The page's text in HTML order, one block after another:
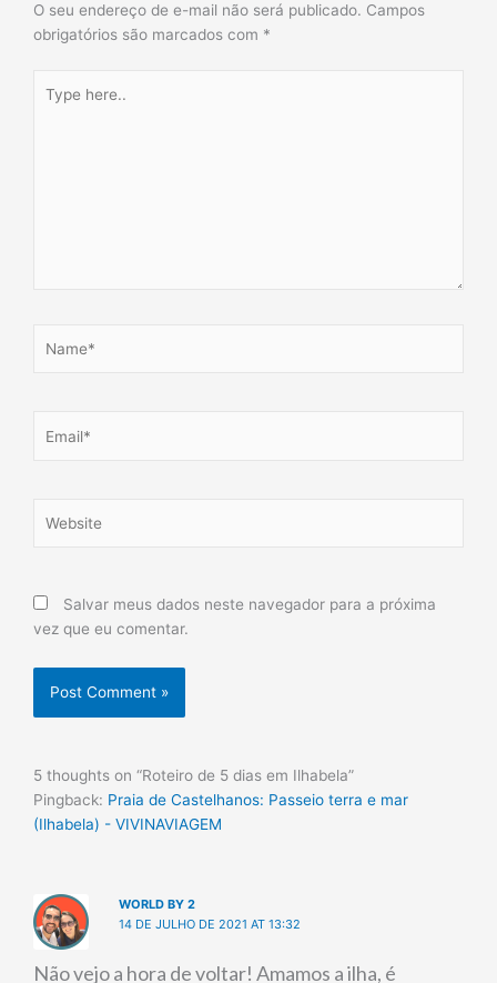
O seu endereço de e-mail não será publicado. Campos
obrigatórios são marcados com *
here..
Salvar meus dados neste navegador para a próxima
vez que eu comentar.
5 thoughts on “Roteiro de 5 dias em Ilhabela”
Pingback: Praia de Castelhanos: Passeio terra e mar
(Ilhabela) - VIVINAVIAGEM
WORLD BY 2
14 DE JULHO DE 2021 AT 13:32
Não vejo a hora de voltar! Amamos a ilha, é